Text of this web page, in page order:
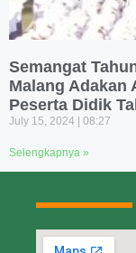
Semangat
Malang Adakan
Peserta Didik
July 15, 2024 08:27
Selengkapnya »